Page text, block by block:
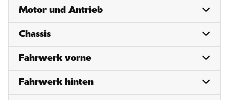
Motor und Antrieb
Chassis
Fahrwerk vorne
Fahrwerk hinten